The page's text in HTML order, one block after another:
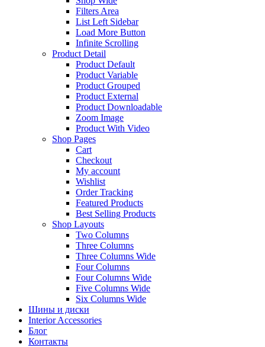
Filters Area
List Left Sidebar
Load More Button
Infinite Scrolling
Product Detail
Product Default
Product Variable
Product Grouped
Product External
Product Downloadable
Zoom Image
Product With Video
Shop Pages
Cart
Checkout
My account
Wishlist
Order Tracking
Featured Products
Best Selling Products
Shop Layouts
Two Columns
Three Columns
Three Columns Wide
Four Columns
Four Columns Wide
Five Columns Wide
Six Columns Wide
Шины и диски
Interior Accessories
Блог
Контакты